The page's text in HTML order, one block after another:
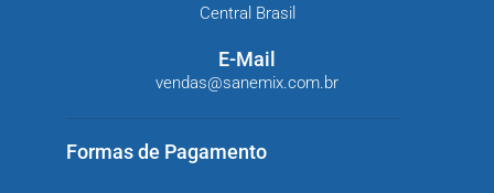
Central Brasil
E-Mail
vendas@sanemix.com.br
Formas de Pagamento